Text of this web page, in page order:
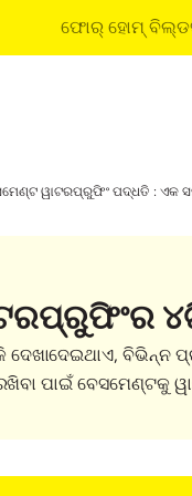
ଫୋର୍ ହୋମ୍
ବାୟ ସଲ୍ୟୁସନ୍ସ
କୁଇକ୍ ଗାଇଡ୍
ହୋମ୍ ବିଲଡିଂ ବେସିକ୍ସ
ୱାଟରପ୍ରୁଫିଂ ପଦ୍ଧତି : ଏକ
ଦେଖାଦେଇଥାଏ,
ପାଇଁ ବେସମେଣ୍ଟକୁ